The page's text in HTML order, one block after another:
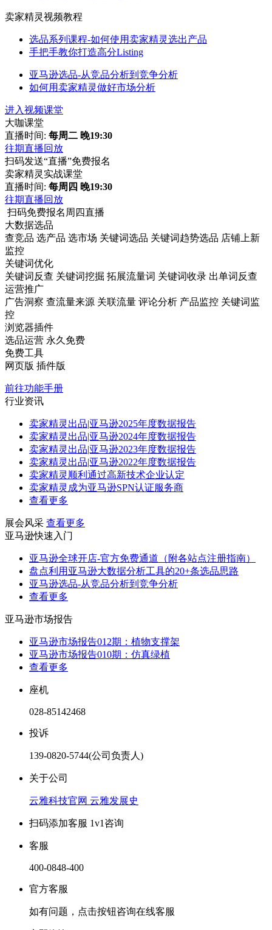
卖家精灵视频教程
选品系列课程-如何使用卖家精灵选出产品
手把手教你打造高分Listing
亚马逊选品-从竞品分析到竞争分析
如何用卖家精灵做好市场分析
进入视频课堂
大咖课堂
直播时间: 每周二 晚19:30
往期直播回放
扫码发送“直播”免费报名
卖家精灵实战课堂
直播时间: 每周四 晚19:30
往期直播回放
扫码免费报名周四直播
大数据选品
查竞品 选产品 选市场 关键词选品 关键词趋势选品 店铺上新
监控
关键词优化
关键词反查 关键词挖掘 拓展流量词 关键词收录 出单词反查
运营推广
广告洞察 查流量来源 关联流量 评论分析 产品监控 关键词监
控
浏览器插件
选品运营 永久免费
免费工具
网页版 插件版
前往功能手册
行业资讯
卖家精灵出品|亚马逊2025年度数据报告
卖家精灵出品|亚马逊2024年度数据报告
卖家精灵出品|亚马逊2023年度数据报告
卖家精灵出品|亚马逊2022年度数据报告
卖家精灵顺利通过高新技术企业认定
卖家精灵成为亚马逊SPN认证服务商
查看更多
展会风采 查看更多
亚马逊快速入门
亚马逊全球开店-官方免费通道（附各站点注册指南）
盘点利用亚马逊大数据分析工具的20+条选品思路
亚马逊选品-从竞品分析到竞争分析
查看更多
亚马逊市场报告
亚马逊市场报告012期：植物支撑架
亚马逊市场报告010期：仿真绿植
查看更多
座机
028-85142468
投诉
139-0820-5744(公司负责人)
关于公司
云雅科技官网 云雅发展史
扫码添加客服 1v1咨询
客服
400-0848-400
官方客服
如有问题，点击按钮咨询在线客服